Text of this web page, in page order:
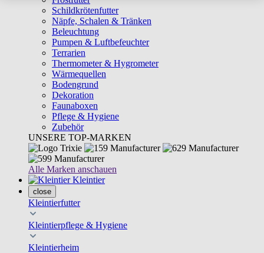
Schildkrötenfutter
Näpfe, Schalen & Tränken
Beleuchtung
Pumpen & Luftbefeuchter
Terrarien
Thermometer & Hygrometer
Wärmequellen
Bodengrund
Dekoration
Faunaboxen
Pflege & Hygiene
Zubehör
UNSERE TOP-MARKEN
Alle Marken anschauen
Kleintier
close
Kleintierfutter
Kleintierpflege & Hygiene
Kleintierheim